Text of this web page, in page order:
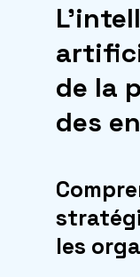
de la
des
les